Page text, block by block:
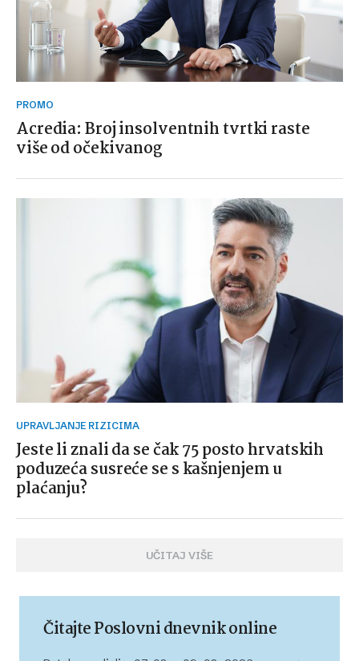
PROMO
Acredia: Broj insolventnih tvrtki raste
više od očekivanog
UPRAVLJANJE RIZICIMA
Jeste li znali da se čak 75 posto hrvatskih
poduzeća susreće se s kašnjenjem u
plaćanju?
UČITAJ VIŠE
Čitajte Poslovni dnevnik online